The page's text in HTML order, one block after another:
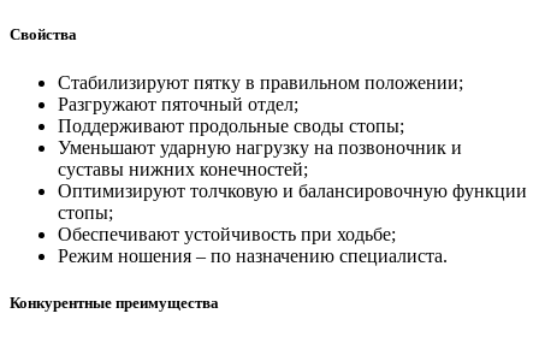
Свойства
Стабилизируют пятку в правильном положении;
Разгружают пяточный отдел;
Поддерживают продольные своды стопы;
Уменьшают ударную нагрузку на позвоночник и
суставы нижних конечностей;
Оптимизируют толчковую и балансировочную функции
стопы;
Обеспечивают устойчивость при ходьбе;
Режим ношения – по назначению специалиста.
Конкурентные преимущества